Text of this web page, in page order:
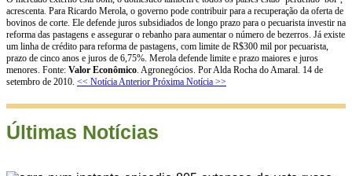
acrescenta. Para Ricardo Merola, o governo pode contribuir para a recuperação da oferta de
bovinos de corte. Ele defende juros subsidiados de longo prazo para o pecuarista investir na
reforma das pastagens e assegurar o rebanho para aumentar o número de bezerros. Já existe
um linha de crédito para reforma de pastagens, com limite de R$300 mil por pecuarista,
prazo de cinco anos e juros de 6,75%. Merola defende limite e prazo maiores e juros
menores. Fonte: Valor Econômico. Agronegócios. Por Alda Rocha do Amaral. 14 de
setembro de 2010. << Notícia Anterior Próxima Notícia >>
Últimas Notícias